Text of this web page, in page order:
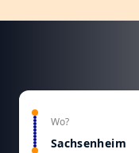
Wo?
Sachsenheim